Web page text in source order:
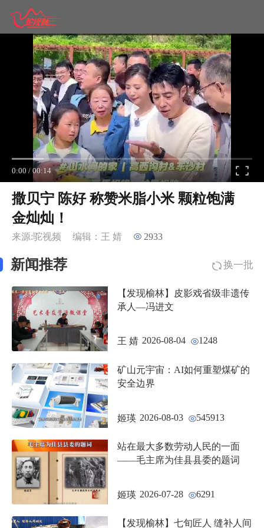
0:00 / 00:14
撒贝宁 陈好 称赞米脂小米 颗粒饱满
金灿灿！
来源:驼视频 编辑：王 婧 2933
新闻推荐 换一批
【发现榆林】皮影戏省级非遗传
承人—冯进文
王 婧 2026-08-04 1248
矿山元宇宙：AI如何重塑煤矿的
安全边界
姬瑛 2026-08-03 545913
站在最大多数劳动人民的一面
——毛主席为佳县县委的题词
姬瑛 2026-07-28 6291
【发现榆林】七旬匠人 缝补人间